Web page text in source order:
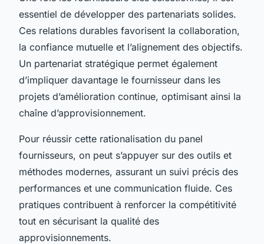
essentiel de développer des partenariats solides.
Ces relations durables favorisent la collaboration,
la confiance mutuelle et l’alignement des objectifs.
Un partenariat stratégique permet également
d’impliquer davantage le fournisseur dans les
projets d’amélioration continue, optimisant ainsi la
chaîne d’approvisionnement.
Pour réussir cette rationalisation du panel
fournisseurs, on peut s’appuyer sur des outils et
méthodes modernes, assurant un suivi précis des
performances et une communication fluide. Ces
pratiques contribuent à renforcer la compétitivité
tout en sécurisant la qualité des
approvisionnements.